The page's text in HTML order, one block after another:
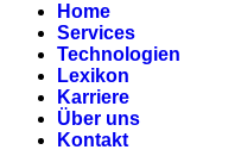
Home
Services
Technologien
Lexikon
Karriere
Über uns
Kontakt